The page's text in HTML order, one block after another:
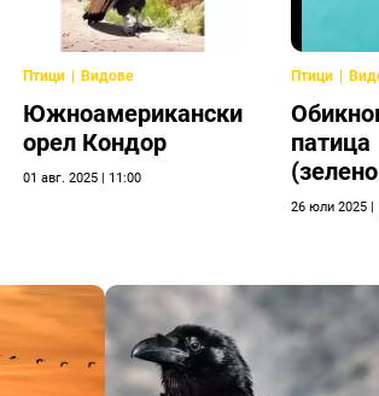
Птици Видове
Южноамерикански
орел Кондор
01 авг. 2025 | 11:00
Птици
патица
26 юли 2025 |